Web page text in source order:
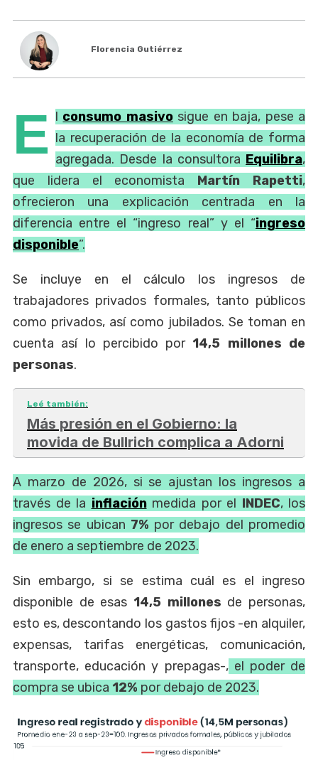
Florencia Gutiérrez
E l consumo masivosigue en baja, pese a
la recuperación de la economía de forma
agregada. Desde la consultora Equilibra,
que lidera el economista Martín Rapetti,
ofrecieron una explicación centrada en la
diferencia entre el “ingreso real” y el “ingreso
disponible”.
Se incluye en el cálculo los ingresos de
trabajadores privados formales, tanto públicos
como privados, así como jubilados. Se toman en
cuenta así lo percibido por 14,5 millones de
personas.
Leé también:
Más presión en el Gobierno: la
movida de Bullrich complica a Adorni
A marzo de 2026, si se ajustan los ingresos a
través de la inflaciónmedida por el INDEC, los
ingresos se ubican 7% por debajo del promedio
de enero a septiembre de 2023.
Sin embargo, si se estima cuál es el ingreso
disponible de esas 14,5 millones de personas,
esto es, descontando los gastos fijos -en alquiler,
expensas, tarifas energéticas, comunicación,
transporte, educación y prepagas-,el poder de
compra se ubica 12% por debajo de 2023.